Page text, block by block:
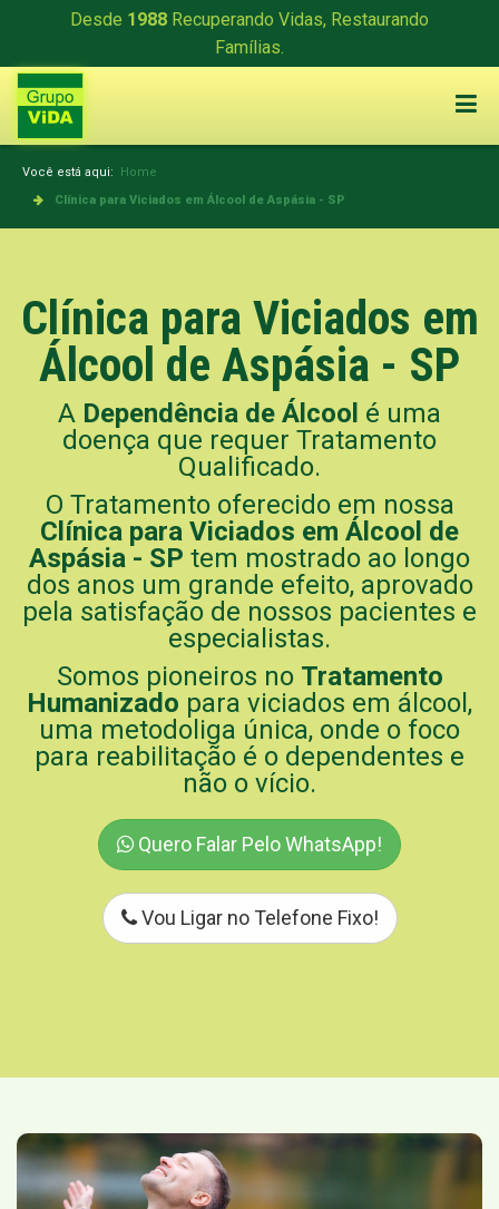
Desde 1988 Recuperando Vidas, Restaurando
Famílias.
Você está aqui: Home
Clínica para Viciados em Álcool de Aspásia - SP
Clínica para Viciados em
Álcool de Aspásia - SP
A Dependência de Álcool é uma
doença que requer Tratamento
Qualificado.
O Tratamento oferecido em nossa
Clínica para Viciados em Álcool de
Aspásia - SP tem mostrado ao longo
dos anos um grande efeito, aprovado
pela satisfação de nossos pacientes e
especialistas.
Somos pioneiros no Tratamento
Humanizado para viciados em álcool,
uma metodoliga única, onde o foco
para reabilitação é o dependentes e
não o vício.
Quero Falar Pelo WhatsApp!
Vou Ligar no Telefone Fixo!